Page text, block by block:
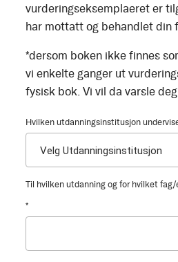
vurderingseksemplaeret er
har mottatt og behandlet din
*dersom boken ikke finnes
vi enkelte ganger ut
fysisk bok. Vi vil da varsle
Hvilken utdanningsinstitusjon
Til hvilken utdanning og for hvilket
*